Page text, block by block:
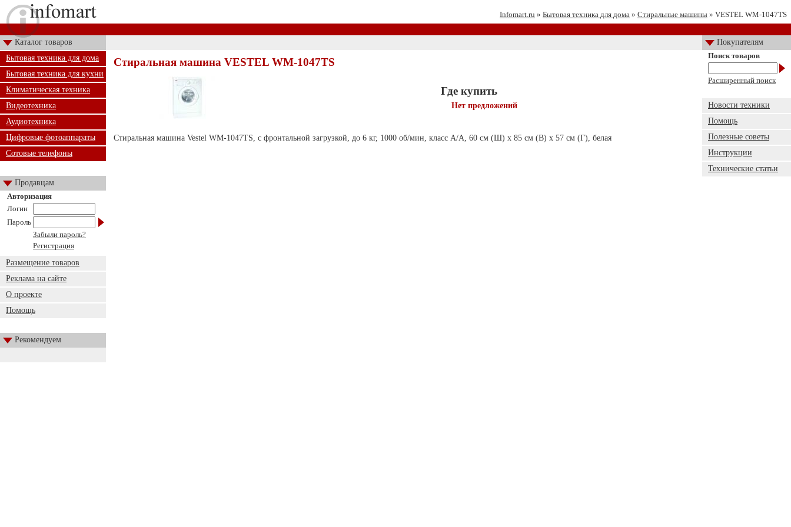
Infomart.ru » Бытовая техника для дома » Стиральные машины » VESTEL WM-1047TS
Каталог товаров
Покупателям
Бытовая техника для дома
Бытовая техника для кухни
Климатическая техника
Видеотехника
Аудиотехника
Цифровые фотоаппараты
Сотовые телефоны
Продавцам
Авторизация
Логин
Пароль
Забыли пароль?
Регистрация
Размещение товаров
Реклама на сайте
О проекте
Помощь
Рекомендуем
Стиральная машина VESTEL WM-1047TS
Где купить
Нет предложений
Стиральная машина Vestel WM-1047TS, с фронтальной загрузкой, до 6 кг, 1000 об/мин, класс A/A, 60 см (Ш) x 85 см (В) x 57 см (Г), белая
Поиск товаров
Расширенный поиск
Новости техники
Помощь
Полезные советы
Инструкции
Технические статьи